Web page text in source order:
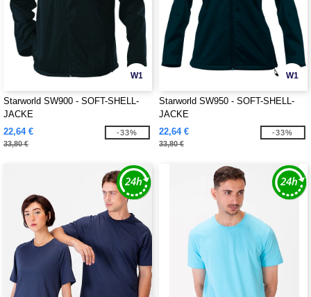
W1
Starworld SW900 - SOFT-SHELL-
JACKE
22,64 €
33,80 €
-33%
W1
Starworld SW950 - SOFT-SHELL-
JACKE
22,64 €
33,80 €
-33%